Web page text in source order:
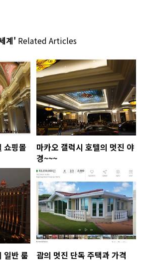
계' Related Articles
쇼핑몰
마카오 갤럭시 호텔의 멋진 야
경~~~
일반 룸
괌의 멋진 단독 주택과 가격